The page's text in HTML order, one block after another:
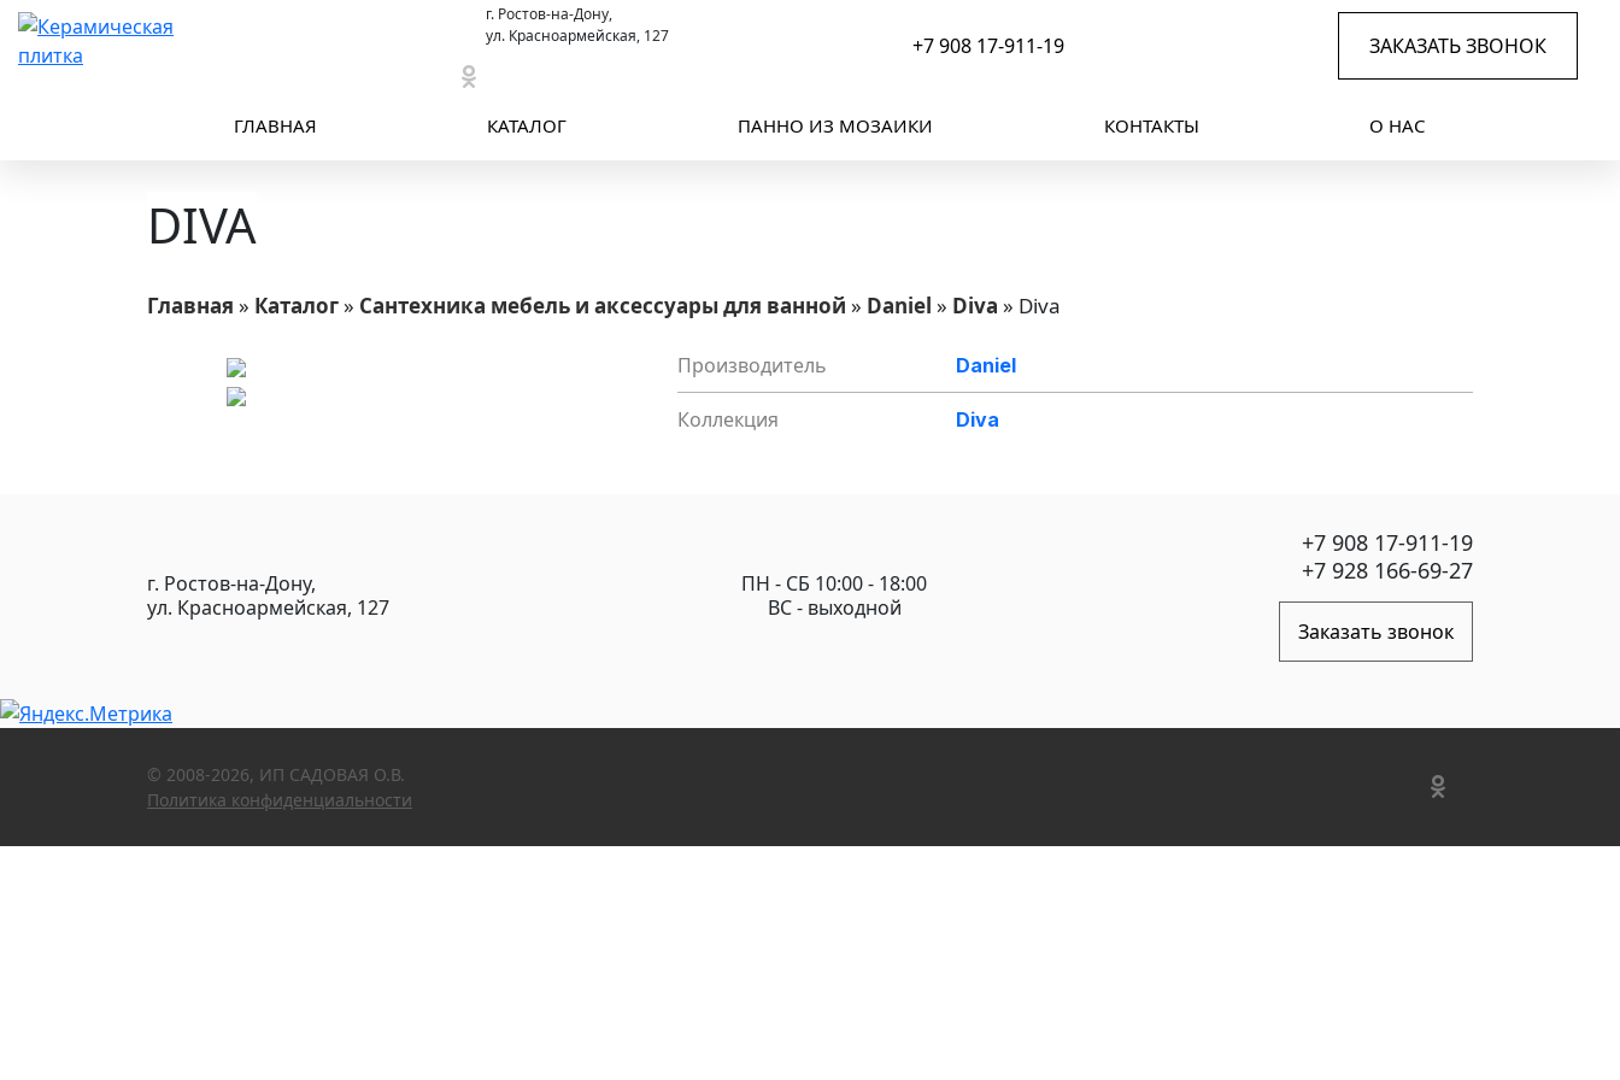
г. Ростов-на-Дону,
ул. Красноармейская, 127
ГЛАВНАЯ КАТАЛОГ ПАННО ИЗ МОЗАИКИ КОНТАКТЫ О НАС
+7 908 17-911-19 ЗАКАЗАТЬ ЗВОНОК
DIVA
Главная » Каталог» Сантехника мебель и аксессуары для ванной » Daniel » Diva » Diva
Производитель Daniel
Коллекция Diva
г. Ростов-на-Дону,
ул. Красноармейская, 127
ПН - СБ 10:00 - 18:00
ВС - выходной
+7 908 17-911-19
+7 928 166-69-27
Заказать звонок
© 2008-2026, ИП САДОВАЯ О.В.
Политика конфиденциальности